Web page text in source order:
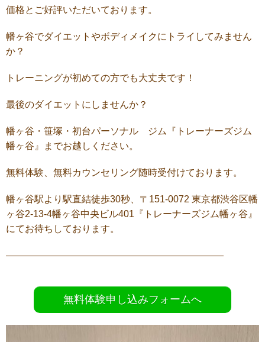
価格とご好評いただいております。
幡ヶ谷でダイエットやボディメイクにトライしてみません
か？
トレーニングが初めての方でも大丈夫です！
最後のダイエットにしませんか？
幡ヶ谷・笹塚・初台パーソナル ジム『トレーナーズジム
幡ヶ谷』までお越しください。
無料体験、無料カウンセリング随時受付けております。
幡ヶ谷駅より駅直結徒歩30秒、〒151-0072 東京都渋谷区幡
ヶ谷2-13-4幡ヶ谷中央ビル401『トレーナーズジム幡ヶ谷』
にてお待ちしております。
———————————————————————
無料体験申し込みフォームへ